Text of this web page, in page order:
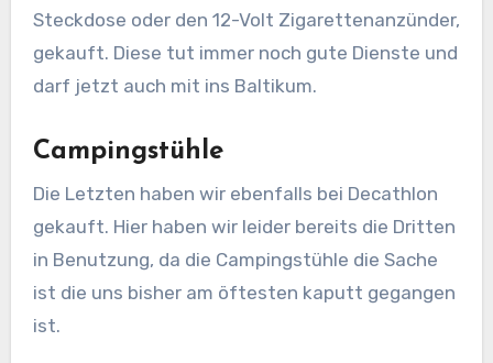
Steckdose oder den 12-Volt Zigarettenanzünder,
gekauft. Diese tut immer noch gute Dienste und
darf jetzt auch mit ins Baltikum.
Campingstühle
Die Letzten haben wir ebenfalls bei Decathlon
gekauft. Hier haben wir leider bereits die Dritten
in Benutzung, da die Campingstühle die Sache
ist die uns bisher am öftesten kaputt gegangen
ist.